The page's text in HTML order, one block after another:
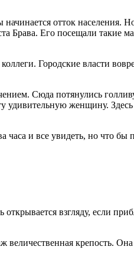
отток населения.
Брава. Его посещали такие
Городские власти
Сюда потянулись
удивительную женщину.
и все увидеть, но что бы
взгляду, если
крепость.